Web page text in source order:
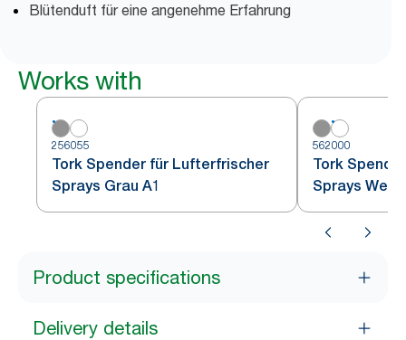
Blütenduft für eine angenehme Erfahrung
Works with
256055
Tork Spender für Lufterfrischer
Sprays Grau A1
562000
Tork
Sprays Weiß
Product specifications
Delivery details